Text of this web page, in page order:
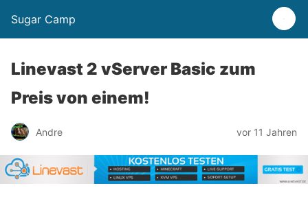
Sugar Camp
Linevast 2 vServer Basic zum
Preis von einem!
Andre vor 11 Jahren